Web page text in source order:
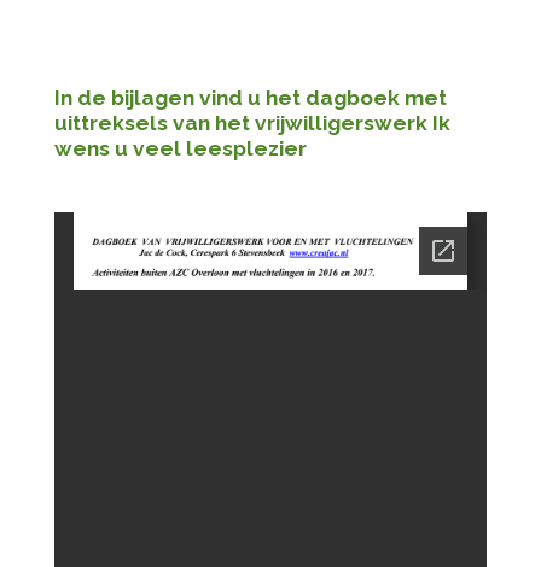
In de bijlagen vind u het dagboek met
uittreksels van het vrijwilligerswerk Ik
wens u veel leesplezier